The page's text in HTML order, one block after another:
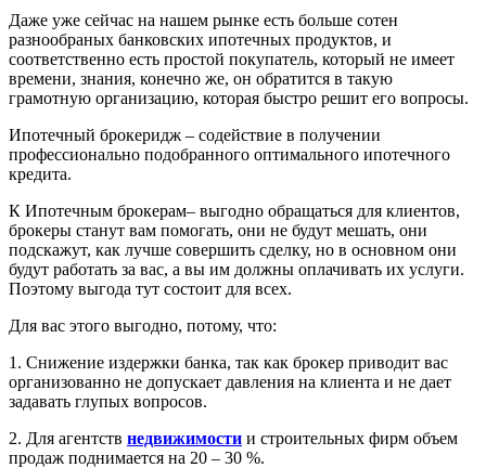
Даже уже сейчас на нашем рынке есть больше сотен
разнообраных банковских ипотечных продуктов, и
соответственно есть простой покупатель, который не имеет
времени, знания, конечно же, он обратится в такую
грамотную организацию, которая быстро решит его вопросы.
Ипотечный брокеридж – содействие в получении
профессионально подобранного оптимального ипотечного
кредита.
К Ипотечным брокерам– выгодно обращаться для клиентов,
брокеры станут вам помогать, они не будут мешать, они
подскажут, как лучше совершить сделку, но в основном они
будут работать за вас, а вы им должны оплачивать их услуги.
Поэтому выгода тут состоит для всех.
Для вас этого выгодно, потому, что:
1. Снижение издержки банка, так как брокер приводит вас
организованно не допускает давления на клиента и не дает
задавать глупых вопросов.
2. Для агентств недвижимости и строительных фирм объем
продаж поднимается на 20 – 30 %.